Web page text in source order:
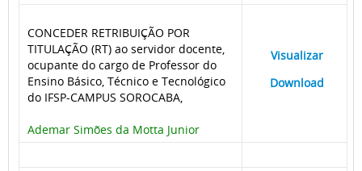
CONCEDER RETRIBUIÇÃO POR
TITULAÇÃO (RT) ao servidor docente,
ocupante do cargo de Professor do
Ensino Básico, Técnico e Tecnológico
do IFSP-CAMPUS SOROCABA,
Ademar Simões da Motta Junior
Visualizar
Download